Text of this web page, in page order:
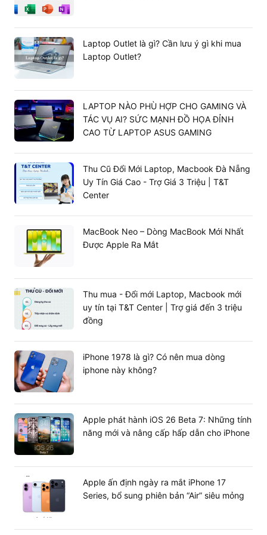
có góc chụp lên tới 122 độ mang lại những bức ảnh chân
Những tính năng hấp dẫn khác như chỉnh sửa ảnh và làm
đẹp, hỗ trợ máy quét LiDAR giúp lấy nét chính xác hơn.
Trên tay là
iPad Pro 12.9 inch M1 5G 8GB 128GB
điều kiện thiếu sáng rực rỡ và hoàn hảo.
Kết nối nhanh chóng với 5G
Máy tính bảng
4G trước đây. Không chỉ kết nối không dây mà kết nối có
dây, truyền tải dữ liệu qua USB-C cũng được nâng cao
với băng thông lên tới 40 Gbps.
Laptop Outlet là gì? Cần lưu ý gì khi mua
Laptop Outlet?
LAPTOP NÀO PHÙ HỢP CHO GAMING VÀ
TÁC VỤ AI? SỨC MẠNH ĐỒ HỌA ĐỈNH
CAO TỪ LAPTOP ASUS GAMING
Thu Cũ Đổi Mới Laptop, Macbook Đà Nẵng
Uy Tín Giá Cao - Trợ Giá 3 Triệu | T&T
Center
MacBook Neo – Dòng MacBook Mới Nhất
Được Apple Ra Mắt
Thu mua - Đổi mới Laptop, Macbook mới
uy tín tại T&T Center | Trợ giá đến 3 triệu
đồng
iPhone 1978 là gì? Có nên mua dòng
iphone này không?
Apple phát hành iOS 26 Beta 7: Những tính
năng mới và nâng cấp hấp dẫn cho iPhone
Apple ấn định ngày ra mắt iPhone 17
Series, bổ sung phiên bản “Air” siêu mỏng